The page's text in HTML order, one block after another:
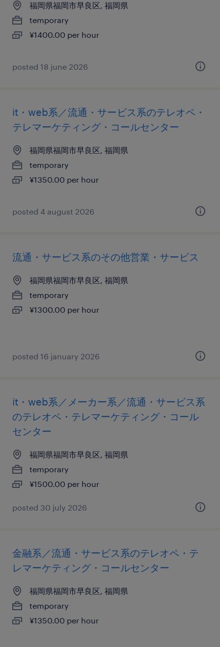
福岡県福岡市早良区, 福岡県
temporary
¥1400.00 per hour
posted 18 june 2026
it・web系／流通・サービス系のテレオペ・
テレマーケティング・コールセンター
福岡県福岡市早良区, 福岡県
temporary
¥1350.00 per hour
posted 4 august 2026
流通・サービス系のその他営業・サービス
福岡県福岡市早良区, 福岡県
temporary
¥1300.00 per hour
posted 16 january 2026
it・web系／メーカー系／流通・サービス系
のテレオペ・テレマーケティング・コール
センター
福岡県福岡市早良区, 福岡県
temporary
¥1500.00 per hour
posted 30 july 2026
金融系／流通・サービス系のテレオペ・テ
レマーケティング・コールセンター
福岡県福岡市早良区, 福岡県
temporary
¥1350.00 per hour